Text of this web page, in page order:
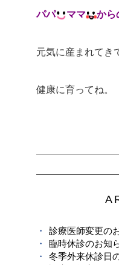
パパ ママ から
元気に産まれてき
健康に育ってね。
診療医師変更の
臨時休診のお知
冬季外来休診日